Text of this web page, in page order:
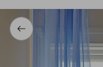
home
page
Terug